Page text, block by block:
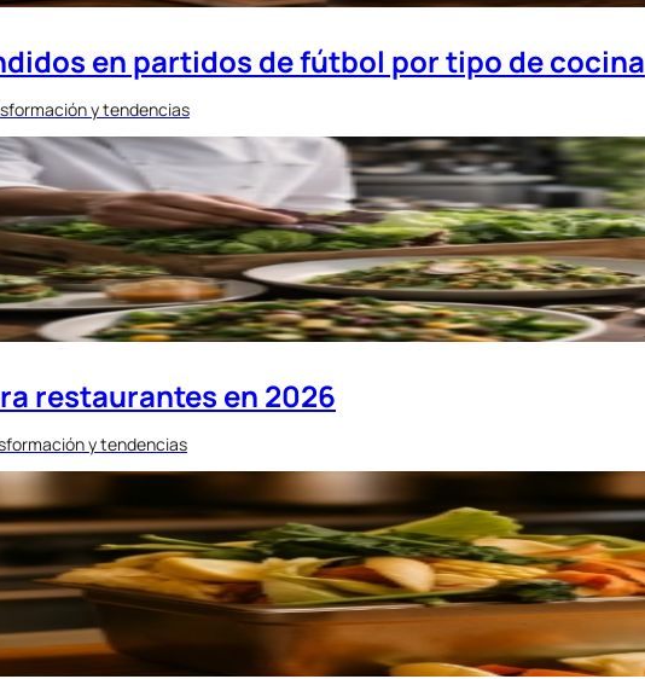
en partidos de fútbol por tipo de cocina
y tendencias
restaurantes en 2026
y tendencias